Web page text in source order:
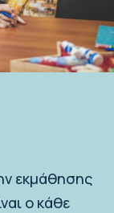
εκμάθησης
ο κάθε